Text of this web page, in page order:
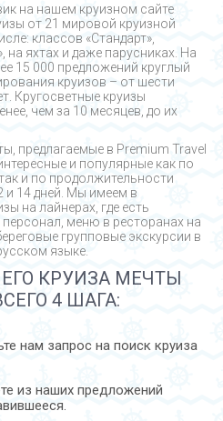
на нашем круизном сайте
от 21 мировой круизной
классов «Стандарт»,
на яхтах и даже парусниках. На
15 000 предложений круглый
круизов – от шести
Кругосветные круизы
чем за 10 месяцев, до их
предлагаемые в Premium Travel
и популярные как по
и по продолжительности
и 14 дней. Мы имеем в
на лайнерах, где есть
меню в ресторанах на
групповые экскурсии в
языке.
КРУИЗА МЕЧТЫ
4 ШАГА:
нам запрос на поиск круиза
из наших предложений